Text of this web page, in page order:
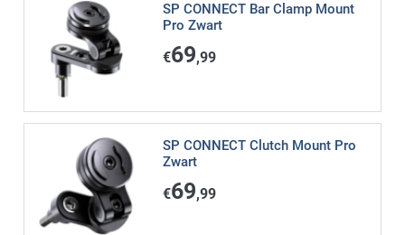
SP CONNECT Bar Clamp Mount
Pro Zwart
€69,99
SP CONNECT Clutch Mount Pro
Zwart
€69,99